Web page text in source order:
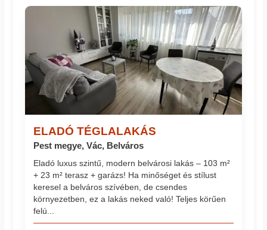
ELADÓ TÉGLALAKÁS
Pest megye, Vác, Belváros
Eladó luxus szintű, modern belvárosi lakás – 103 m²
+ 23 m² terasz + garázs! Ha minőséget és stílust
keresel a belváros szívében, de csendes
környezetben, ez a lakás neked való! Teljes körűen
felú...